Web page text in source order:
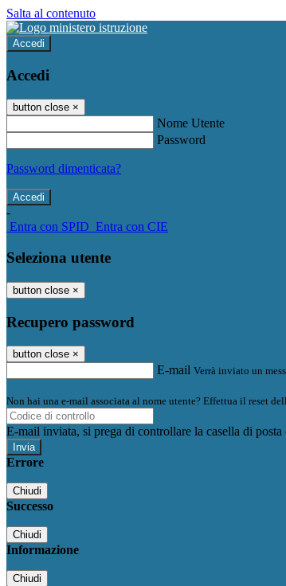
Salta al contenuto
Accedi
Accedi
button close ×
Nome Utente
Password
Password dimenticata?
-
Entra con SPID Entra con CIE
Seleziona utente
button close ×
Recupero password
button close ×
E-mail Verrà inviato un
Non hai una e-mail associata al nome utente? Effettua il reset
E-mail inviata, si prega di controllare la casella di posta
Errore
Chiudi
Successo
Chiudi
Informazione
Chiudi